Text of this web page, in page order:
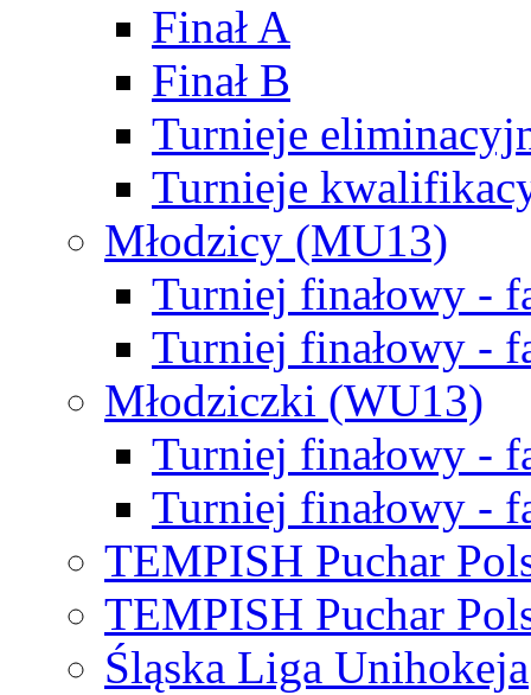
Finał A
Finał B
Turnieje
Turnieje
Młodzicy (MU13)
Turniej finałowy -
Turniej finałowy -
Młodziczki (WU13)
Turniej finałowy -
Turniej finałowy -
TEMPISH Puchar
TEMPISH Puchar
Śląska Liga Unihokeja